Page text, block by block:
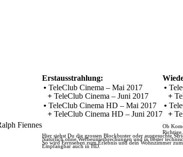
Fiennes
Erstausstrahlung:
• TeleClub Cinema – Mai 2017
+ TeleClub Cinema – Juni 2017
• TeleClub Cinema HD – Mai 2017
+ TeleClub Cinema HD – Juni 2017
•
+
•
+
Ob
Richtige.
Hier siehst Du die grossen Blockbuster oder ausgesuchte
Natürlich ohne Werbeunterbrechungen und in bester
So wird Fernsehen zum Erlebnis und dein Wohnzimmer
Empfangbar auch in HD.